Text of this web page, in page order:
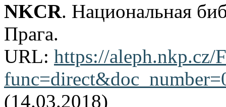
NKCR. Национальная
Прага.
URL: https://aleph.nkp.cz/
(14.03.2018)